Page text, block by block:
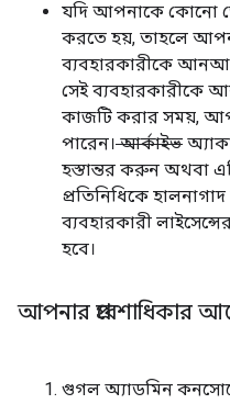
যদি আপনাকে কোনো
করতে হয়, তাহলে
ব্যবহারকারীকে
সেই ব্যবহারকারীকে
কাজটি করার সময়,
পারেন।আর্কাইভ
হস্তান্তর করুন অথবা
প্রতিনিধিকে
ব্যবহারকারী
হবে।
আপনার প্রবেশাধিকার
গুগল অ্যাডমিন